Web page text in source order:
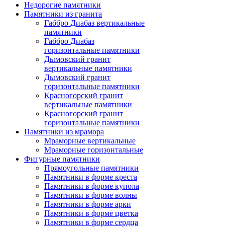
Недорогие памятники
Памятники из гранита
Габбро Диабаз вертикальные
памятники
Габбро Диабаз
горизонтальные памятники
Дымовский гранит
вертикальные памятники
Дымовский гранит
горизонтальные памятники
Красногорский гранит
вертикальные памятники
Красногорский гранит
горизонтальные памятники
Памятники из мрамора
Мраморные вертикальные
Мраморные горизонтальные
Фигурные памятники
Прямоугольные памятники
Памятники в форме креста
Памятники в форме купола
Памятники в форме волны
Памятники в форме арки
Памятники в форме цветка
Памятники в форме сердца